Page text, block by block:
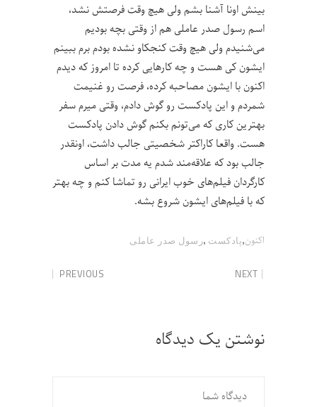
بینش اونا آشنا بشم ولی هیچ وقت فرصتش نشد،
اسم رسول صدر عاملی هم از وقتی بچه بودیم
می‌شنیدم ولی هیچ وقت کنجکاو نشده بودم برم ببینم
ایشون کی هست و چه کارهایی کرده تا امروز که دیدم
اکنون با ایشون مصاحبه کرده، فرصت رو غنیمت
شمردم و این پادکست رو گوش دادم، وقتی میرم سفر
بهترین کاری که می‌تونم بکنم گوش دادن پادکست
هست. واقعا کاراکتر شخصیتی جالب داشت، اونقدر
جالب بود که علاقه‌مند شدم یه مدت بر اساس
کارگردان فیلم‌های خوب ایرانی رو تماشا کنم و چه بهتر
که با فیلم‌های ایشون شروع بشه.
اکنون,پادکست ,رسول صدر عاملی
PREVIOUS NEXT
نوشتن یک دیدگاه